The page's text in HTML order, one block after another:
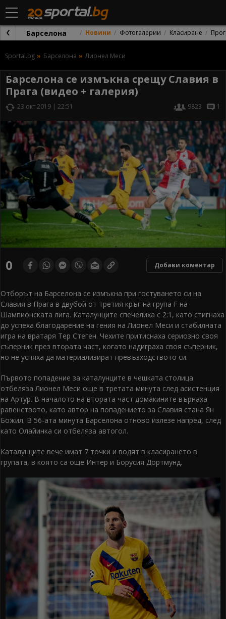
Барселона Новини Фотогалерии Класиране
Sportal.bg Барселона Лионел Меси
Барселона се измъкна срещу Славия в
Прага (видео + галерия)
23 окт 2019 | 22:51 9823 1
0 Добави коментар
Отборът на Барселона се измъкна при гостуването си на
Славия в Прага в двубой от третия кръг на група F на
Шампионската лига. Каталунците спечелиха с 2:1, като стигнаха
до успеха благодарение на гения на Лионел Меси и стабилната
игра на вратаря Тер Стеген. Чехите притиснаха сериозно своя
съперник през втората част, когато надиграха своя съперник,
но не успяха да материализират превъзходството си.
Първото попадение за каталунците в чешката столица
отбеляза Лионел Меси още в третата минута след асистенция
на Артур. В началото на втората част домакините върнаха
равенството, като автор на попадението за Славия стана Ян
Божил. В 56-ата минута Барселона отново излезе напред, след
като Олайинка си отбеляза автогол.
Каталунците вече имат 7 точки и водят в класирането в
групата, в която са още Интер и Борусия Дортмунд.